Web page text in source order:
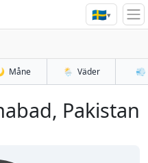
🇸🇪▾
Måne 🌦️ Väder 💨
Pakistan